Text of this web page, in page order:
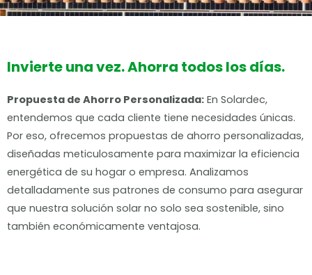
Invierte una vez. Ahorra todos los días.
Propuesta de Ahorro Personalizada: En Solardec,
entendemos que cada cliente tiene necesidades únicas.
Por eso, ofrecemos propuestas de ahorro personalizadas,
diseñadas meticulosamente para maximizar la eficiencia
energética de su hogar o empresa. Analizamos
detalladamente sus patrones de consumo para asegurar
que nuestra solución solar no solo sea sostenible, sino
también económicamente ventajosa.